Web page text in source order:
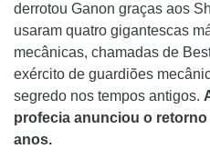
derrotou Ganon graças aos
usaram quatro gigantescas
mecânicas, chamadas de
exército de guardiões
segredo nos tempos antigos.
profecia anunciou o retorno
anos.